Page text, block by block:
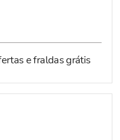
e fraldas grátis